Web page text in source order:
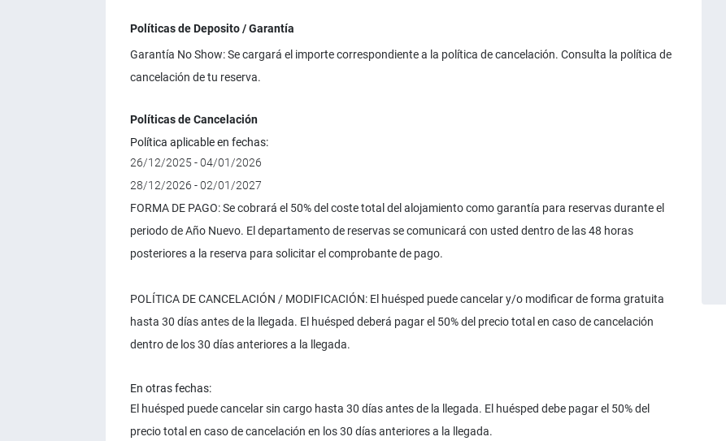
Políticas de Deposito / Garantía
Garantía No Show: Se cargará el importe correspondiente a la política de cancelación. Consulta la política de
cancelación de tu reserva.
Políticas de Cancelación
Política aplicable en fechas:
26/12/2025 - 04/01/2026
28/12/2026 - 02/01/2027
FORMA DE PAGO: Se cobrará el 50% del coste total del alojamiento como garantía para reservas durante el
periodo de Año Nuevo. El departamento de reservas se comunicará con usted dentro de las 48 horas
posteriores a la reserva para solicitar el comprobante de pago.
POLÍTICA DE CANCELACIÓN / MODIFICACIÓN: El huésped puede cancelar y/o modificar de forma gratuita
hasta 30 días antes de la llegada. El huésped deberá pagar el 50% del precio total en caso de cancelación
dentro de los 30 días anteriores a la llegada.
En otras fechas:
El huésped puede cancelar sin cargo hasta 30 días antes de la llegada. El huésped debe pagar el 50% del
precio total en caso de cancelación en los 30 días anteriores a la llegada.